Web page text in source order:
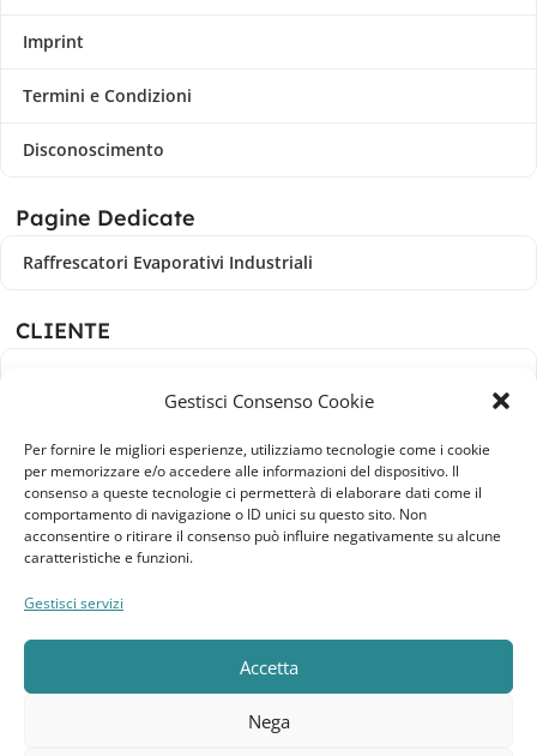
Gestisci Consenso Cookie
Per fornire le migliori esperienze, utilizziamo tecnologie come i cookie
per memorizzare e/o accedere alle informazioni del dispositivo. Il
consenso a queste tecnologie ci permetterà di elaborare dati come il
comportamento di navigazione o ID unici su questo sito. Non
acconsentire o ritirare il consenso può influire negativamente su alcune
caratteristiche e funzioni.
Gestisci servizi
Accetta
Nega
Imprint
Termini e Condizioni
Disconoscimento
Pagine Dedicate
Raffrescatori Evaporativi Industriali
CLIENTE
Download
Indirizzi
Dettagli account
Lista dei desideri